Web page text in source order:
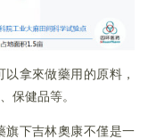
拿來做藥用的原料，
保健品等。
旗下吉林奧康不僅是一